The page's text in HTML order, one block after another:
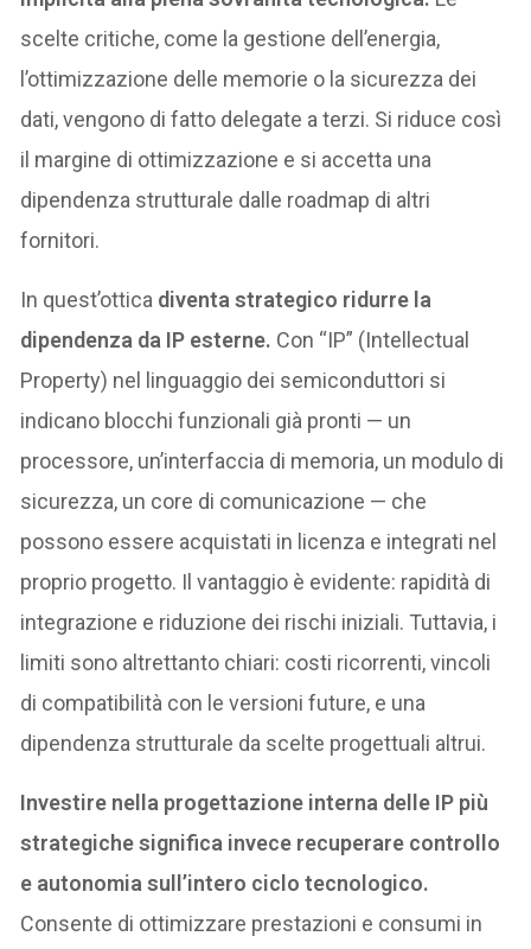
scelte critiche, come la gestione dell’energia,
l’ottimizzazione delle memorie o la sicurezza dei
dati, vengono di fatto delegate a terzi. Si riduce così
il margine di ottimizzazione e si accetta una
dipendenza strutturale dalle roadmap di altri
fornitori.
In quest’ottica diventa strategico ridurre la
dipendenza da IP esterne. Con “IP” (Intellectual
Property) nel linguaggio dei semiconduttori si
indicano blocchi funzionali già pronti — un
processore, un’interfaccia di memoria, un modulo di
sicurezza, un core di comunicazione — che
possono essere acquistati in licenza e integrati nel
proprio progetto. Il vantaggio è evidente: rapidità di
integrazione e riduzione dei rischi iniziali. Tuttavia, i
limiti sono altrettanto chiari: costi ricorrenti, vincoli
di compatibilità con le versioni future, e una
dipendenza strutturale da scelte progettuali altrui.
Investire nella progettazione interna delle IP più
strategiche significa invece recuperare controllo
e autonomia sull’intero ciclo tecnologico.
Consente di ottimizzare prestazioni e consumi in